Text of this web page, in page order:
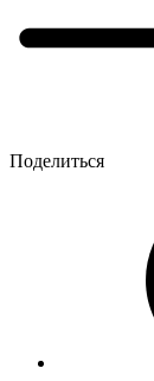
Поделиться